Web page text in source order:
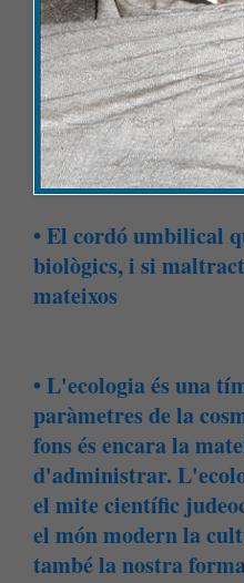
• El cordó umbilical
biològics, i si
mateixos
• L'ecologia és una
paràmetres de la
fons és encara la
d'administrar.
el mite científic
el món modern la
també la nostra